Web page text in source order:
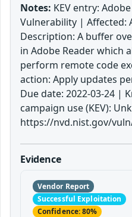
Notes: KEV entry:
Vulnerability | Affected:
Description: A buffer
in Adobe Reader which
perform remote code
action: Apply updates
Due date: 2022-03-24 |
campaign use (KEV):
https://nvd.nist.gov/
Evidence
Vendor Report
Successful Exploitation
Confidence: 80%